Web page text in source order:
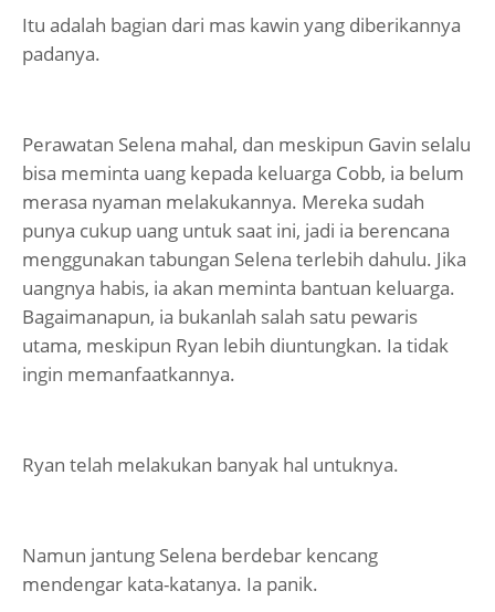
Itu adalah bagian dari mas kawin yang diberikannya
padanya.
Perawatan Selena mahal, dan meskipun Gavin selalu
bisa meminta uang kepada keluarga Cobb, ia belum
merasa nyaman melakukannya. Mereka sudah
punya cukup uang untuk saat ini, jadi ia berencana
menggunakan tabungan Selena terlebih dahulu. Jika
uangnya habis, ia akan meminta bantuan keluarga.
Bagaimanapun, ia bukanlah salah satu pewaris
utama, meskipun Ryan lebih diuntungkan. Ia tidak
ingin memanfaatkannya.
Ryan telah melakukan banyak hal untuknya.
Namun jantung Selena berdebar kencang
mendengar kata-katanya. Ia panik.